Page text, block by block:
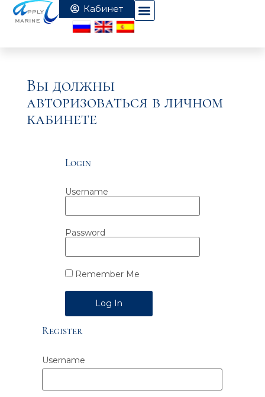
Вы должны
авторизоваться в личном
кабинете
Login
Username
Password
Remember Me
Alternative:
Register
Username